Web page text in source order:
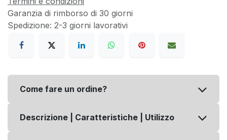
Garanzia di rimborso di 30 giorni
Spedizione: 2-3 giorni lavorativi
Come fare un ordine?
Descrizione | Caratteristiche | Utilizzo